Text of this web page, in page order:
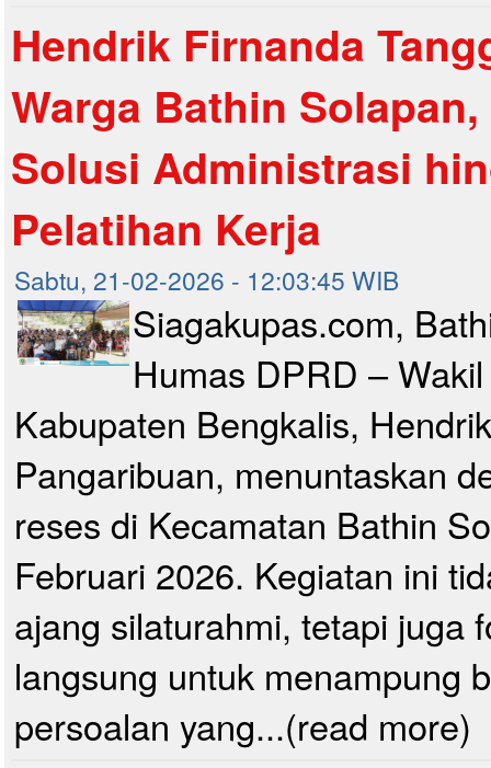
Hendrik Firnanda
Warga Bathin
Solusi Administrasi
Pelatihan Kerja
Sabtu, 21-02-2026 - 12:03:45 WIB
Siagakupas.com,
Humas DPRD –
Kabupaten Bengkalis,
Pangaribuan, menuntaskan
reses di Kecamatan Bathin
Februari 2026. Kegiatan ini
ajang silaturahmi, tetapi juga
langsung untuk menampung
persoalan yang...(read more)